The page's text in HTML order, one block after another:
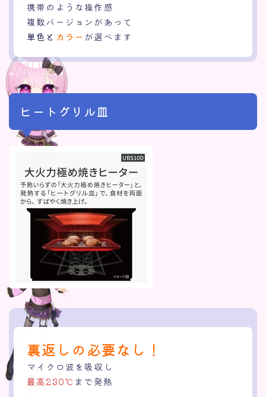
携帯のような操作感
複数バージョンがあって
単色と カラー が選べます
ヒートグリル皿
裏返しの必要なし！
マイクロ波を吸収し
最高230℃ まで発熱